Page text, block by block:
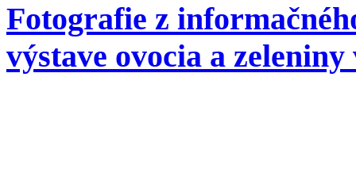
Fotografie z
výstave ovocia a